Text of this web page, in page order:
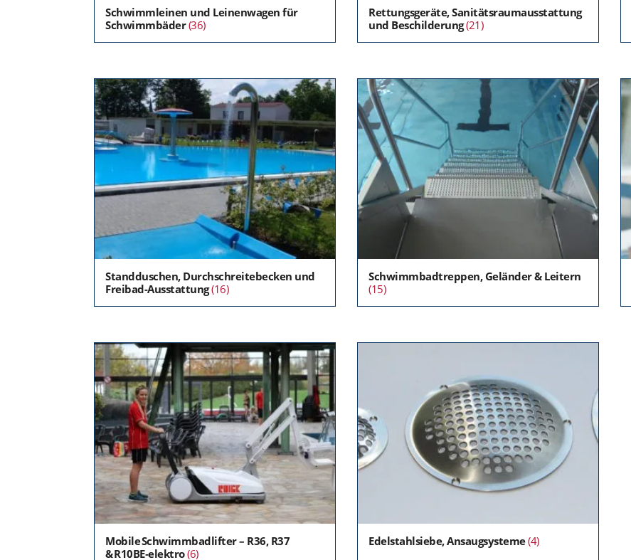
Schwimmleinen und Leinenwagen für
Schwimmbäder(36)
Rettungsgeräte, Sanitätsraumausstattung
und Beschilderung(21)
Standduschen, Durchschreitebecken und
Freibad-Ausstattung(16)
Schwimmbadtreppen, Geländer & Leitern
(15)
Mobile Schwimmbadlifter – R36, R37
& R10BE‑elektro(6)
Edelstahlsiebe, Ansaugsysteme(4)